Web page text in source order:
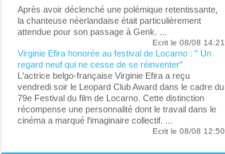
Après avoir déclenché une polémique retentissante,
la chanteuse néerlandaise était particulièrement
attendue pour son passage à Genk. ...
Ecrit le 08/08 14:21
Virginie Efira honorée au festival de Locarno : " Un
regard neuf qui ne cesse de se réinventer"
L'actrice belgo-française Virginie Efira a reçu
vendredi soir le Leopard Club Award dans le cadre du
79e Festival du film de Locarno. Cette distinction
récompense une personnalité dont le travail dans le
cinéma a marqué l'imaginaire collectif. ...
Ecrit le 08/08 12:50